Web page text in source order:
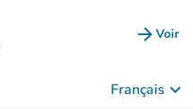
arrow_forward Voir
Français keyboard_arrow_down